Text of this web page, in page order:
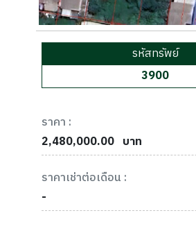
รหัสทรัพย์
3900
ราคา :
2,480,000.00 บาท
ราคาเช่าต่อเดือน :
-